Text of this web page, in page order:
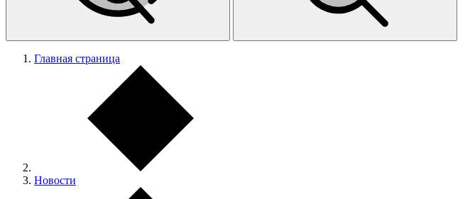
Главная страница
Новости